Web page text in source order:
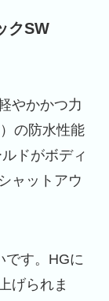
クSW
やかかつ力
の防水性能
ドがボディ
ャットアウ
です。HGに
げられま